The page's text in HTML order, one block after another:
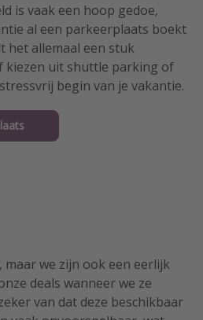
is vaak een hoop gedoe,
al een parkeerplaats boekt
het allemaal een stuk
kiezen uit shuttle parking of
begin van je vakantie.
we zijn ook een eerlijk
deals wanneer we ze
van dat deze beschikbaar